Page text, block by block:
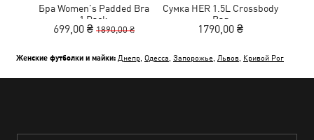
Бра Women's Padded Bra
1 Pack
699,00 ₴ 1890,00 ₴
Сумка HER 1.5L Crossbody
Bag
1790,00 ₴
Женские футболки и майки: Днепр Одесса Запорожье Львов Кривой Рог